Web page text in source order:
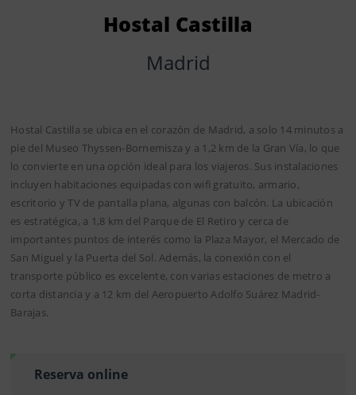
Hostal Castilla
Madrid
Hostal Castilla se ubica en el corazón de Madrid, a solo 14 minutos a
pie del Museo Thyssen-Bornemisza y a 1,2 km de la Gran Vía, lo que
lo convierte en una opción ideal para los viajeros. Sus instalaciones
incluyen habitaciones equipadas con wifi gratuito, armario,
escritorio y TV de pantalla plana, algunas con balcón. La ubicación
es estratégica, a 1,8 km del Parque de El Retiro y cerca de
importantes puntos de interés como la Plaza Mayor, el Mercado de
San Miguel y la Puerta del Sol. Además, la conexión con el
transporte público es excelente, con varias estaciones de metro a
corta distancia y a 12 km del Aeropuerto Adolfo Suárez Madrid-
Barajas.
Reserva online